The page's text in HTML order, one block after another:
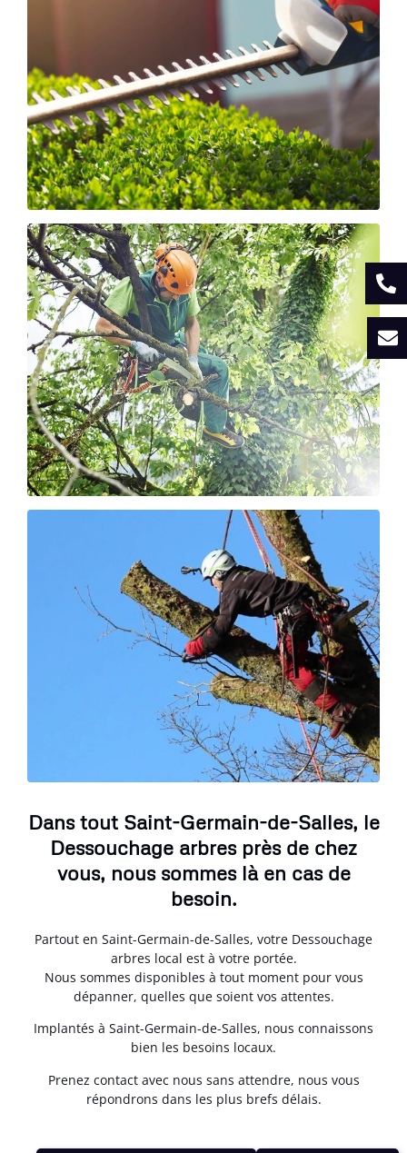
Dans tout Saint-Germain-de-Salles, le
Dessouchage arbres près de chez
vous, nous sommes là en cas de
besoin.
Partout en Saint-Germain-de-Salles, votre Dessouchage
arbres local est à votre portée.
Nous sommes disponibles à tout moment pour vous
dépanner, quelles que soient vos attentes.
Implantés à Saint-Germain-de-Salles, nous connaissons
bien les besoins locaux.
Prenez contact avec nous sans attendre, nous vous
répondrons dans les plus brefs délais.